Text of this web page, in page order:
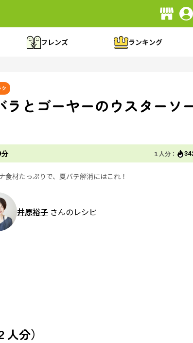
フレンズ ランキング
ラとゴーヤーのウスターソ
分 １人分：
食材たっぷりで、夏バテ解消にはこれ！
井原裕子 さんのレシピ
分）